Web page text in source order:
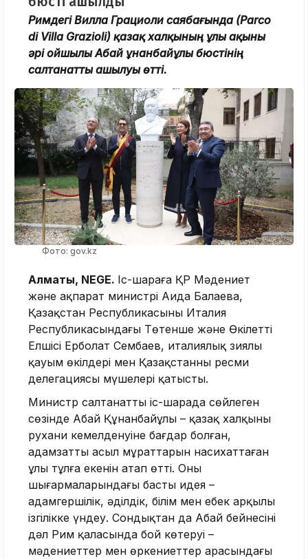
Римдегі Вилла Грациоли саябағында (Parco
di Villa Grazioli) қазақ халқының ұлы ақыны
әрі ойшылы Абай Құнанбайұлы бюстінің
салтанатты ашылуы өтті.
Фото: gov.kz
Алматы, NEGE. Іс-шараға ҚР Мәдениет
және ақпарат министрі Аида Балаева,
Қазақстан Республикасының Италия
Республикасындағы Төтенше және Өкілетті
Елшісі Ерболат Сембаев, италиялық зиялы
қауым өкілдері мен Қазақстанның ресми
делегациясы мүшелері қатысты.
Министр салтанатты іс-шарада сөйлеген
сөзінде Абай Құнанбайұлы – қазақ халқының
рухани кемелденуіне бағдар болған,
адамзаттың асыл мұраттарын насихаттаған
ұлы тұлға екенін атап өтті. Оның
шығармаларындағы басты идея –
адамгершілік, әділдік, білім мен еңбек арқылы
ізгілікке үндеу. Сондықтан да Абай бейнесінің
дәл Рим қаласында бой көтеруі –
мәдениеттер мен өркениеттер арасындағы